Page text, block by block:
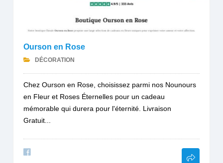
Ourson en Rose
DÉCORATION
Chez Ourson en Rose, choisissez parmi nos Nounours
en Fleur et Roses Éternelles pour un cadeau
mémorable qui durera pour l'éternité. Livraison
Gratuit...